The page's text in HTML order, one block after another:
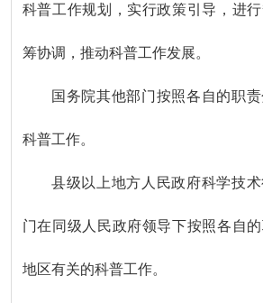
科普工作规划，实行政策引导，进
筹协调，推动科普工作发展。
国务院其他部门按照各自的职
科普工作。
县级以上地方人民政府科学技
门在同级人民政府领导下按照各自
地区有关的科普工作。